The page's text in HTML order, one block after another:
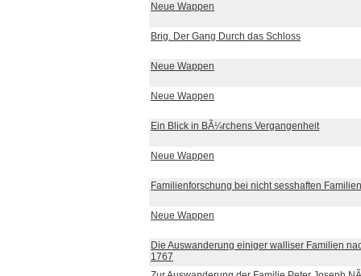
Neue Wappen
Brig. Der Gang Durch das Schloss
Neue Wappen
Neue Wappen
Ein Blick in BÃ¼rchens Vergangenheit
Neue Wappen
Familienforschung bei nicht sesshaften Familien
Neue Wappen
Die Auswanderung einiger walliser Familien
1767